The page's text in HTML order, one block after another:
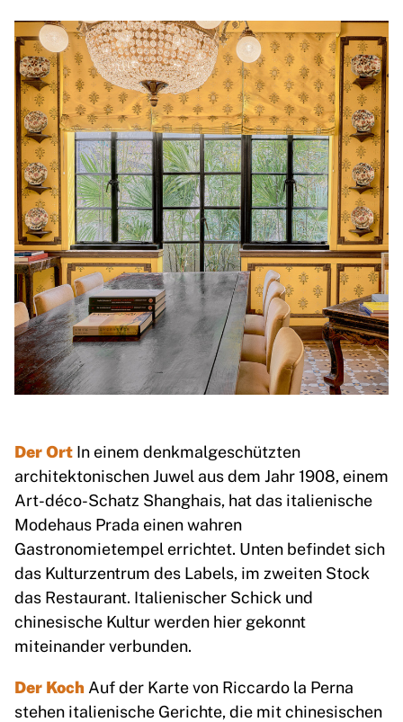
Der Ort In einem denkmalgeschützten
architektonischen Juwel aus dem Jahr 1908, einem
Art-déco-Schatz Shanghais, hat das italienische
Modehaus Prada einen wahren
Gastronomietempel errichtet. Unten befindet sich
das Kulturzentrum des Labels, im zweiten Stock
das Restaurant. Italienischer Schick und
chinesische Kultur werden hier gekonnt
miteinander verbunden.
Der Koch Auf der Karte von Riccardo la Perna
stehen italienische Gerichte, die mit chinesischen